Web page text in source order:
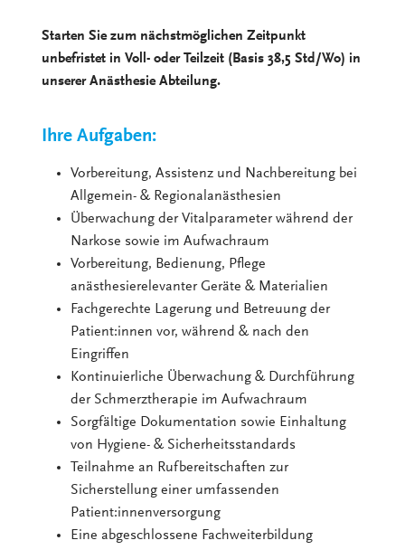
Starten Sie zum nächstmöglichen Zeitpunkt
unbefristet in Voll- oder Teilzeit (Basis 38,5 Std/Wo) in
unserer Anästhesie Abteilung.
Ihre Aufgaben:
Vorbereitung, Assistenz und Nachbereitung bei
Allgemein- & Regionalanästhesien
Überwachung der Vitalparameter während der
Narkose sowie im Aufwachraum
Vorbereitung, Bedienung, Pflege
anästhesierelevanter Geräte & Materialien
Fachgerechte Lagerung und Betreuung der
Patient:innen vor, während & nach den
Eingriffen
Kontinuierliche Überwachung & Durchführung
der Schmerztherapie im Aufwachraum
Sorgfältige Dokumentation sowie Einhaltung
von Hygiene- & Sicherheitsstandards
Teilnahme an Rufbereitschaften zur
Sicherstellung einer umfassenden
Patient:innenversorgung
Eine abgeschlossene Fachweiterbildung